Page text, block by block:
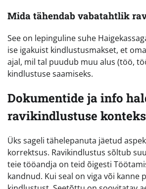
Mida tähendab vabatahtlik
See on lepinguline suhe
ise igakuist kindlustusmakset, et
ajal, mil tal puudub muu alus (töö,
kindlustuse saamiseks.
Dokumentide ja info
ravikindlustuse
Üks sageli tähelepanuta jäetud
korrektsus. Ravikindlustus sõltub
teie tööandja on teid õigesti
kandnud. Kui seal on viga või kanne